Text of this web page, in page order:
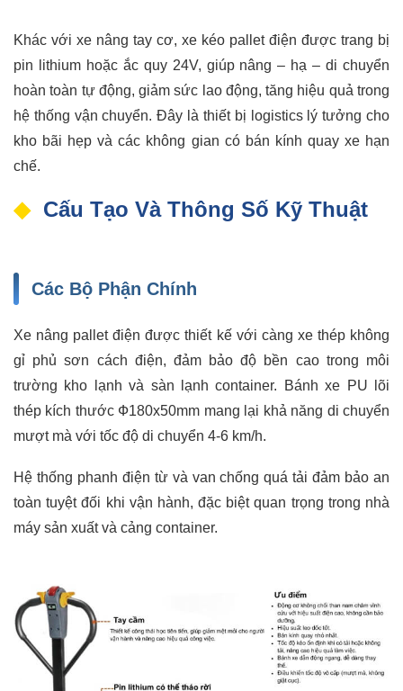
Khác với xe nâng tay cơ, xe kéo pallet điện được trang bị
pin lithium hoặc ắc quy 24V, giúp nâng – hạ – di chuyển
hoàn toàn tự động, giảm sức lao động, tăng hiệu quả trong
hệ thống vận chuyển. Đây là thiết bị logistics lý tưởng cho
kho bãi hẹp và các không gian có bán kính quay xe hạn
chế.
Cấu Tạo Và Thông Số Kỹ Thuật
Các Bộ Phận Chính
Xe nâng pallet điện được thiết kế với càng xe thép không
gỉ phủ sơn cách điện, đảm bảo độ bền cao trong môi
trường kho lạnh và sàn lạnh container. Bánh xe PU lõi
thép kích thước Ф180x50mm mang lại khả năng di chuyển
mượt mà với tốc độ di chuyển 4-6 km/h.
Hệ thống phanh điện từ và van chống quá tải đảm bảo an
toàn tuyệt đối khi vận hành, đặc biệt quan trọng trong nhà
máy sản xuất và cảng container.